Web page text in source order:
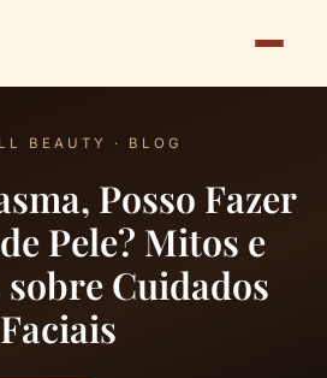
BEAUTY · BLOG
Posso Fazer
Pele? Mitos e
sobre Cuidados
Faciais